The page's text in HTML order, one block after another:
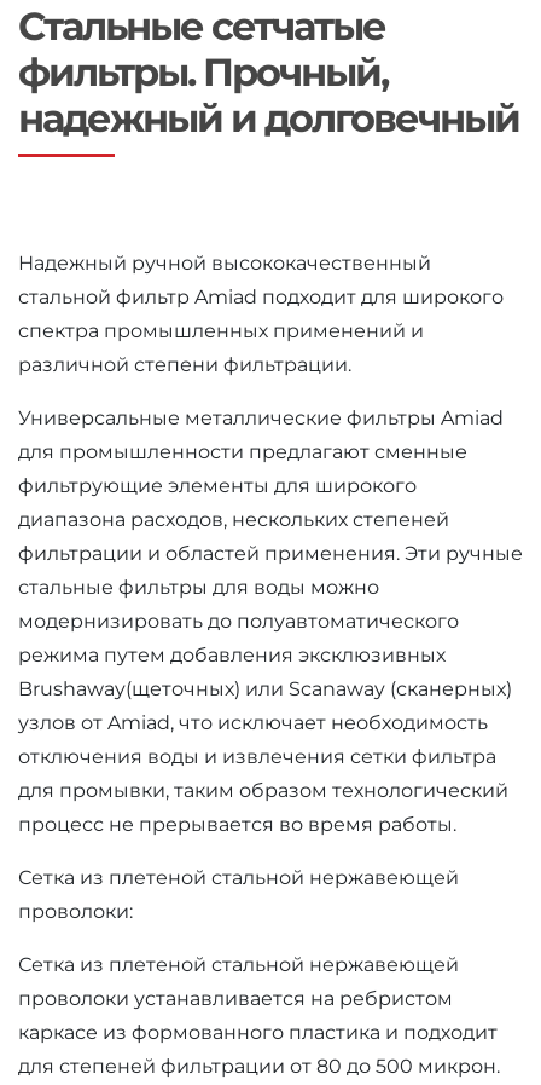
Стальные сетчатые
фильтры. Прочный,
надежный и долговечный
Надежный ручной высококачественный
стальной фильтр Amiad подходит для широкого
спектра промышленных применений и
различной степени фильтрации.
Универсальные металлические фильтры Amiad
для промышленности предлагают сменные
фильтрующие элементы для широкого
диапазона расходов, нескольких степеней
фильтрации и областей применения. Эти ручные
стальные фильтры для воды можно
модернизировать до полуавтоматического
режима путем добавления эксклюзивных
Brushaway(щеточных) или Scanaway (сканерных)
узлов от Amiad, что исключает необходимость
отключения воды и извлечения сетки фильтра
для промывки, таким образом технологический
процесс не прерывается во время работы.
Сетка из плетеной стальной нержавеющей
проволоки:
Сетка из плетеной стальной нержавеющей
проволоки устанавливается на ребристом
каркасе из формованного пластика и подходит
для степеней фильтрации от 80 до 500 микрон.